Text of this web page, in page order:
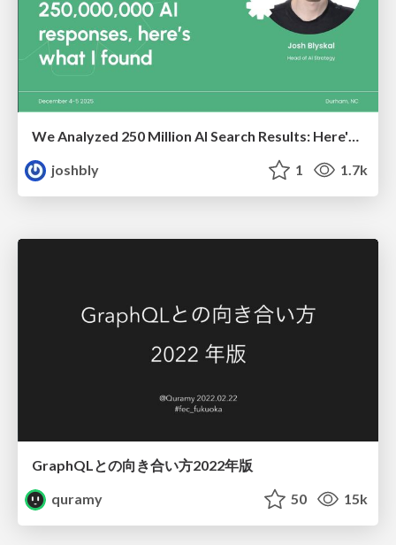
We Analyzed 250 Million AI Search Results: Here's What I Found
joshbly
1 1.7k
GraphQLとの向き合い方2022年版
quramy
50 15k